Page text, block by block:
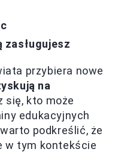
przybiera nowe
na
się, kto może
edukacyjnych
podkreślić, że
w tym kontekście